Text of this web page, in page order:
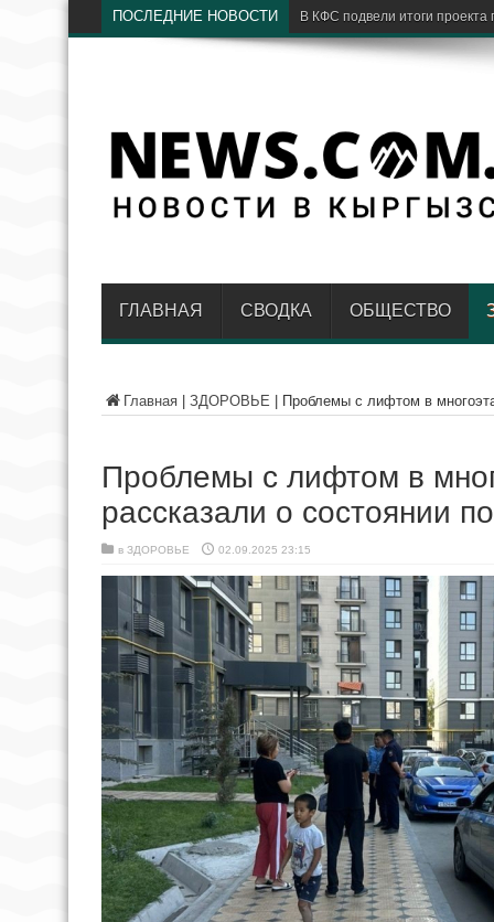
ПОСЛЕДНИЕ НОВОСТИ
ГЛАВНАЯ СВОДКА ОБЩЕСТВО
Главная ЗДОРОВЬЕ Проблемы с лифтом в
Проблемы с лифтом в
рассказали о состоянии
в ЗДОРОВЬЕ 02.09.2025 23:15